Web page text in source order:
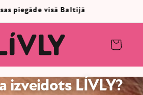
vai naudas atgriešana
Ratiņi
izveidots LÍVLY?